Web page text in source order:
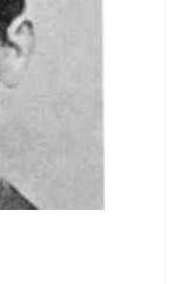
me takime pune
Levizja
Off
artistja e mirëfilltë
Off